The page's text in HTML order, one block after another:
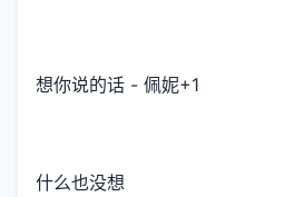
想你说的话 - 佩妮+1
什么也没想